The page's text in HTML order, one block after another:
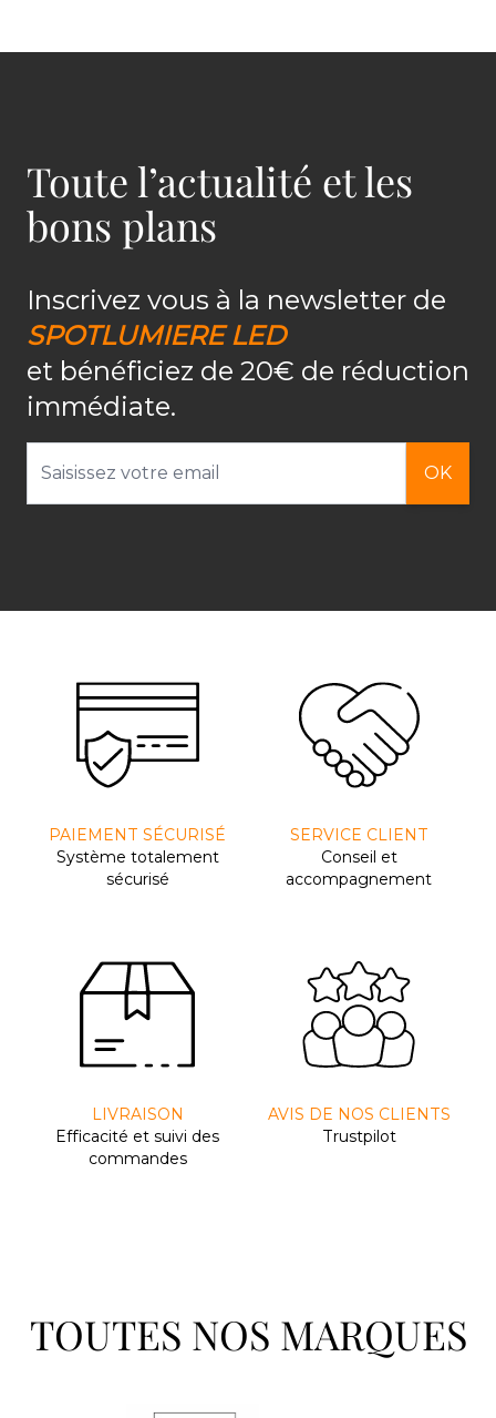
Toute l’actualité et les
bons plans
Inscrivez vous à la newsletter de
SPOTLUMIERE LED
et bénéficiez de 20€ de réduction
immédiate.
OK
PAIEMENT SÉCURISÉ
Système totalement
sécurisé
SERVICE CLIENT
Conseil et
accompagnement
LIVRAISON
Efﬁcacité et suivi des
commandes
AVIS DE NOS CLIENTS
Trustpilot
TOUTES NOS MARQUES